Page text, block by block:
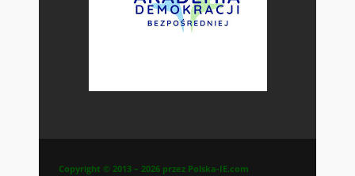
Copyright © 2013 – 2026 przez Polska-IE.com